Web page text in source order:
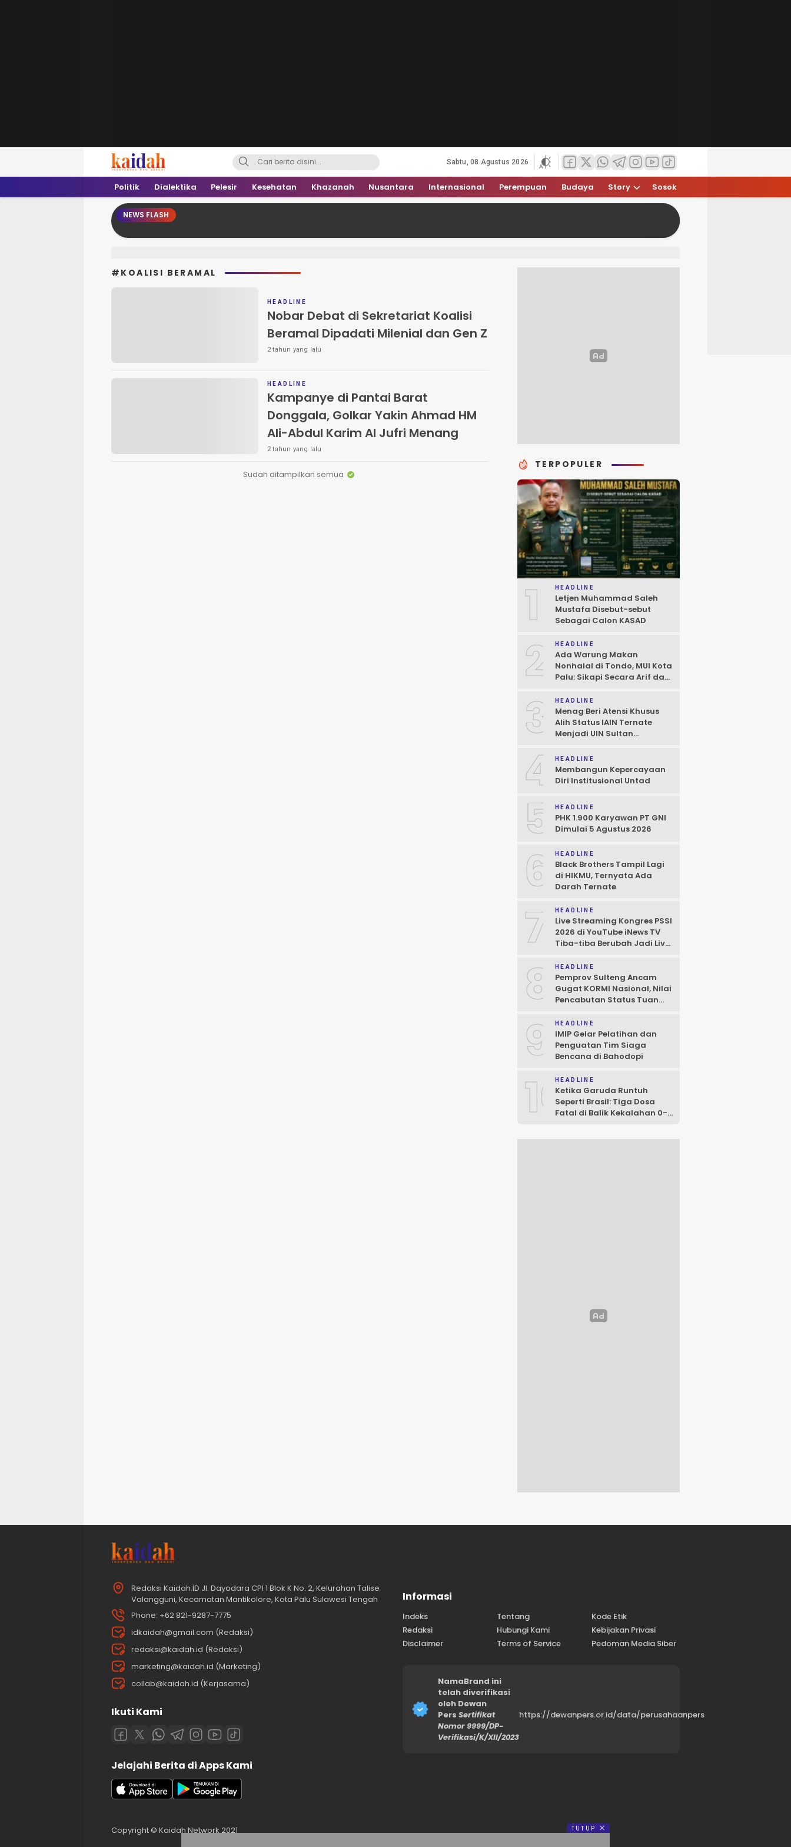
Kaidah.ID
Independen dan Berani
Sabtu, 08 Agustus 2026
Politik Dialektika Pelesir Kesehatan Khazanah Nusantara Internasional Perempuan Budaya Story Sosok
NEWS FLASH
#KOALISI BERAMAL
HEADLINE
Nobar Debat di Sekretariat Koalisi
Beramal Dipadati Milenial dan Gen Z
2 tahun yang lalu
HEADLINE
Kampanye di Pantai Barat
Donggala, Golkar Yakin Ahmad HM
Ali-Abdul Karim Al Jufri Menang
2 tahun yang lalu
Sudah ditampilkan semua
TERPOPULER
1 HEADLINE
Letjen Muhammad Saleh
Mustafa Disebut-sebut
Sebagai Calon KASAD
2 HEADLINE
Ada Warung Makan
Nonhalal di Tondo, MUI Kota
Palu: Sikapi Secara Arif dan
3 HEADLINE
Menag Beri Atensi Khusus
Alih Status IAIN Ternate
Menjadi UIN Sultan
Natalis
4 HEADLINE
Membangun Kepercayaan
Diri Institusional Untad
5 HEADLINE
PHK 1.900 Karyawan PT GNI
Dimulai 5 Agustus 2026
6 HEADLINE
Black Brothers Tampil Lagi
di HIKMU, Ternyata Ada
Darah Ternate
7 HEADLINE
Live Streaming Kongres PSSI
2026 di YouTube iNews TV
Tiba-tiba Berubah Jadi Live
8 HEADLINE
Pemprov Sulteng Ancam
Gugat KORMI Nasional, Nilai
Pencabutan Status Tuan
Prosedur
9 HEADLINE
IMIP Gelar Pelatihan dan
Penguatan Tim Siaga
Bencana di Bahodopi
10HEADLINE
Ketika Garuda Runtuh
Seperti Brasil: Tiga Dosa
Fatal di Balik Kekalahan 0-3
Redaksi Kaidah.ID Jl. Dayodara CPI 1 Blok K No. 2, Kelurahan Talise
Valangguni, Kecamatan Mantikolore, Kota Palu Sulawesi Tengah
Phone: +62 821-9287-7775
idkaidah@gmail.com (Redaksi)
redaksi@kaidah.id (Redaksi)
marketing@kaidah.id (Marketing)
collab@kaidah.id (Kerjasama)
Ikuti Kami
Jelajahi Berita di Apps Kami
Informasi
Indeks Tentang
Kode Etik
Redaksi
Hubungi Kami
Kebijakan Privasi
Disclaimer
Terms of Service Pedoman Media Siber
NamaBrand ini
telah diverifikasi
oleh Dewan
Pers Sertifikat
Nomor 9999/DP-
Verifikasi/K/XII/2023
https://dewanpers.or.id/data/perusahaanpers
Copyright © Kaidah Network 2021 TUTUP